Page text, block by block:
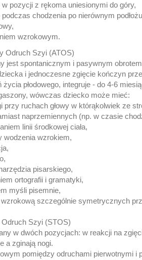
pozycji z rękoma uniesionymi do góry,
chodzenia po nierównym
wzrokowym.
Odruch Szyi (ATOS)
jest spontanicznym i pasywnym
i jednoczesne zgięcie kończyn
płodowego, integruje - do 4-6
wówczas dziecko może mieć:
przy ruchach głowy w którąkolwiek ze
naprzemiennych (np. w czasie
linii środkowej ciała,
wodzenia wzrokiem,
pisarskiego,
ortografii i gramatyki,
myśli pisemnie,
szczególnie symetrycznych
Szyi (STOS)
w dwóch pozycjach: w reakcji na
a zginają nogi.
pomiędzy odruchami pierwotnymi i